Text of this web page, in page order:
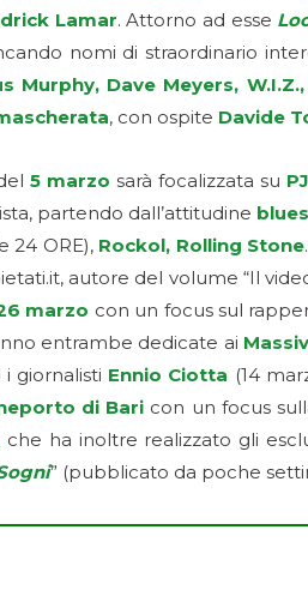
Lamar. Attorno ad esse
nomi di straordinario
Murphy, Dave Meyers,
, con ospite Davide
5 marzo sarà focalizzata su
partendo dall’attitudine
24 ORE), Rockol, Rolling Stone
autore del volume “Il
marzo con un focus sul
entrambe dedicate ai
giornalisti Ennio Ciotta (14
di Bari con un focus
che ha inoltre realizzato gli
i” (pubblicato da poche